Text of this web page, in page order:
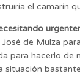
el camarín
de Mulza
para hacerlo de